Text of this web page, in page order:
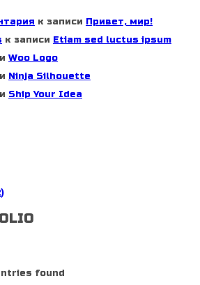
к записи Привет, мир!
к записи Etiam sed luctus ipsum
Woo Logo
Ninja Silhouette
Ship Your Idea
found